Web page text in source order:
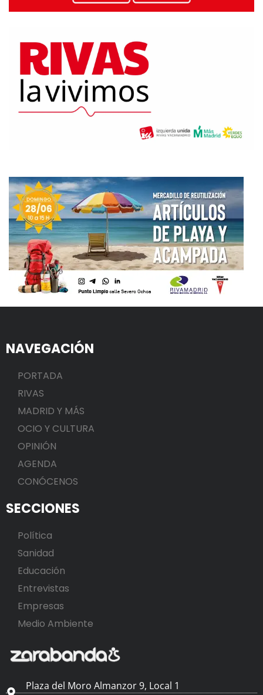
NAVEGACIÓN
PORTADA
RIVAS
MADRID Y MÁS
OCIO Y CULTURA
OPINIÓN
AGENDA
CONÓCENOS
SECCIONES
Política
Sanidad
Educación
Entrevistas
Empresas
Medio Ambiente
Plaza del Moro Almanzor 9, Local 1